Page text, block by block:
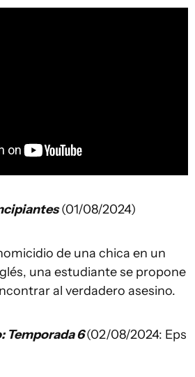
(01/08/2024)
de una chica en un
una estudiante se propone
al verdadero asesino.
Temporada 6(02/08/2024: Eps